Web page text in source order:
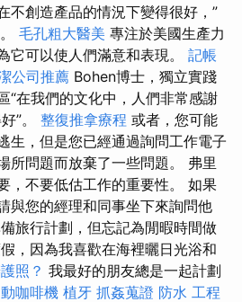
不創造產品的情況下變得很好，”
毛孔粗大醫美 專注於美國生產力
它可以使人們滿意和表現。 記帳
公司推薦 Bohen博士，獨立實踐
“在我們的文化中，人們非常感謝
”。 整復推拿療程 或者，您可能
生，但是您已經通過詢問工作電子
所問題而放棄了一些問題。 弗里
，不要低估工作的重要性。 如果
與您的經理和同事坐下來詢問他
旅行計劃，但忘記為閒暇時間做
，因為我喜歡在海裡曬日光浴和
照？ 我最好的朋友總是一起計劃
咖啡機 植牙 抓姦蒐證 防水 工程